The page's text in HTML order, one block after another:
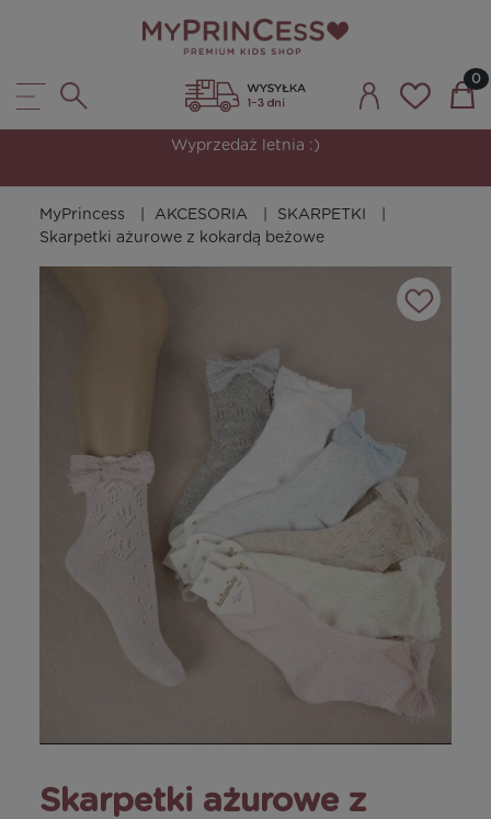
Wyprzedaż letnia :)
MyPrincess AKCESORIA
SKARPETKI
Skarpetki ażurowe z kokardą beżowe
Skarpetki ażurowe z